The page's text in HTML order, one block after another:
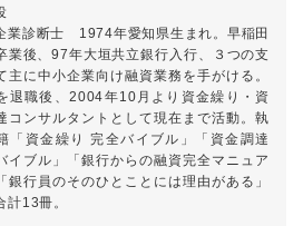
業診断士 1974年愛知県生まれ。早稲田
業後、97年大垣共立銀行入行、３つの支
主に中小企業向け融資業務を手がける。
退職後、2004年10月より資金繰り・資
コンサルタントとして現在まで活動。執
「資金繰り 完全バイブル」「資金調達
イブル」「銀行からの融資完全マニュア
銀行員のそのひとことには理由がある」
計13冊。